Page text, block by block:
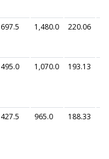
697.5 1,480.0 220.06
495.0 1,070.0 193.13
427.5 965.0 188.33